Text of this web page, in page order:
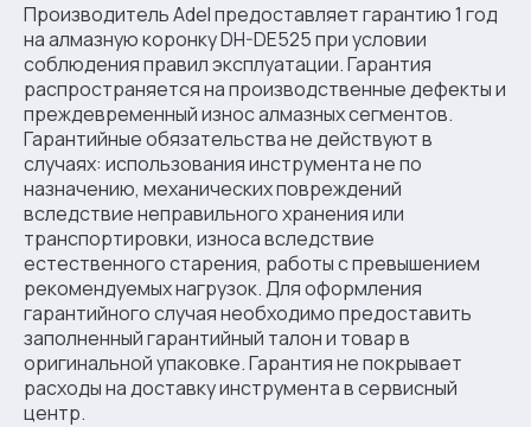
Производитель Adel предоставляет гарантию 1 год
на алмазную коронку DH-DE525 при условии
соблюдения правил эксплуатации. Гарантия
распространяется на производственные дефекты и
преждевременный износ алмазных сегментов.
Гарантийные обязательства не действуют в
случаях: использования инструмента не по
назначению, механических повреждений
вследствие неправильного хранения или
транспортировки, износа вследствие
естественного старения, работы с превышением
рекомендуемых нагрузок. Для оформления
гарантийного случая необходимо предоставить
заполненный гарантийный талон и товар в
оригинальной упаковке. Гарантия не покрывает
расходы на доставку инструмента в сервисный
центр.